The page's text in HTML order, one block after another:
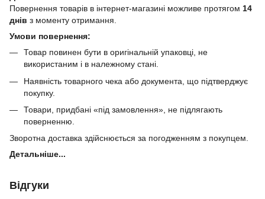
Повернення товарів в інтернет-магазині можливе протягом 14
днів з моменту отримання.
Умови повернення:
Товар повинен бути в оригінальній упаковці, не
використаним і в належному стані.
Наявність товарного чека або документа, що підтверджує
покупку.
Товари, придбані «під замовлення», не підлягають
поверненню.
Зворотна доставка здійснюється за погодженням з покупцем.
Детальніше...
Відгуки